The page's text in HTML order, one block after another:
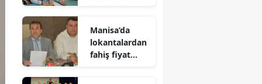
edecek
Manisa’da
lokantalardan
fahiş fiyat